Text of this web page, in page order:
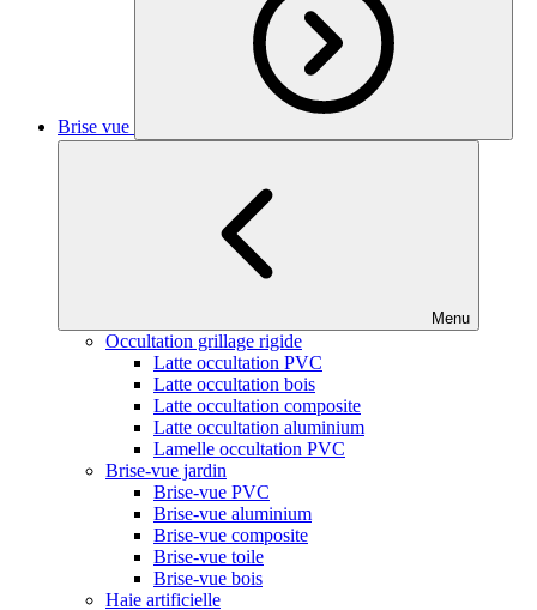
Brise vue
Menu
Occultation grillage rigide
Latte occultation PVC
Latte occultation bois
Latte occultation composite
Latte occultation aluminium
Lamelle occultation PVC
Brise-vue jardin
Brise-vue PVC
Brise-vue aluminium
Brise-vue composite
Brise-vue toile
Brise-vue bois
Haie artificielle